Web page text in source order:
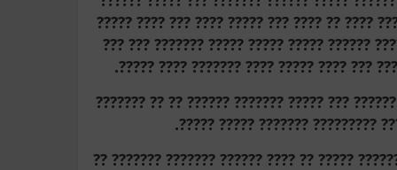
?????? ??????? ???? ????? ?? ???? ??? ??
???? ???? ???? ????? ??? ???? ????? ????
???? ??????? ?????? ??????? ??????? ??
?????? ?????? ?? ??? ????? ???? ????????
???????? ?????? ????? ?????????
???? ??? ???? ??? ???? ?????? ??????